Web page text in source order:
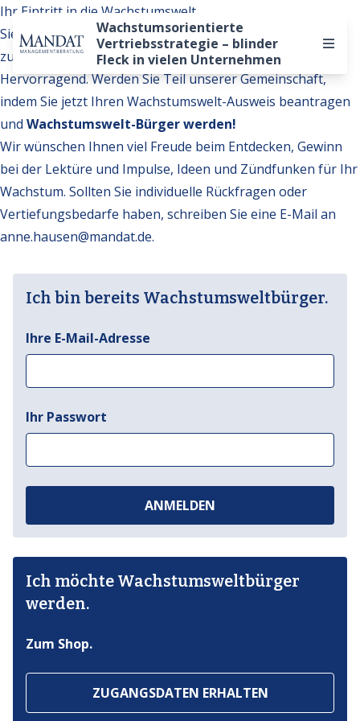
Wachstumsorientierte
Vertriebsstrategie – blinder
Fleck in vielen Unternehmen
Ihr Eintritt in die Wachstumswelt
Sie möchten auf weitere Inhalte der Wachstumswelt
zugreifen?
Hervorragend. Werden Sie Teil unserer Gemeinschaft,
indem Sie jetzt Ihren Wachstumswelt-Ausweis beantragen
und Wachstumswelt-Bürger werden!
Wir wünschen Ihnen viel Freude beim Entdecken, Gewinn
bei der Lektüre und Impulse, Ideen und Zündfunken für Ihr
Wachstum. Sollten Sie individuelle Rückfragen oder
Vertiefungsbedarfe haben, schreiben Sie eine E-Mail an
anne.hausen@mandat.de.
Ich bin bereits Wachstumsweltbürger.
Ihre E-Mail-Adresse
Ihr Passwort
ANMELDEN
Ich möchte Wachstumsweltbürger
werden.
Zum Shop.
ZUGANGSDATEN ERHALTEN